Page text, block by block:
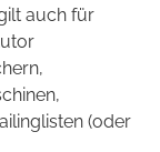
auch für
(oder